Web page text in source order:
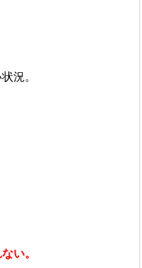
況。
い。